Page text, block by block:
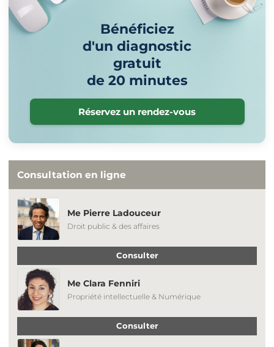
Bénéficiez
d'un diagnostic
gratuit
de 20 minutes
Réservez un rendez-vous
Consultation en ligne
Me Pierre Ladouceur
Droit public & des affaires
Consulter
Me Clara Fenniri
Propriété intellectuelle & Numérique
Consulter